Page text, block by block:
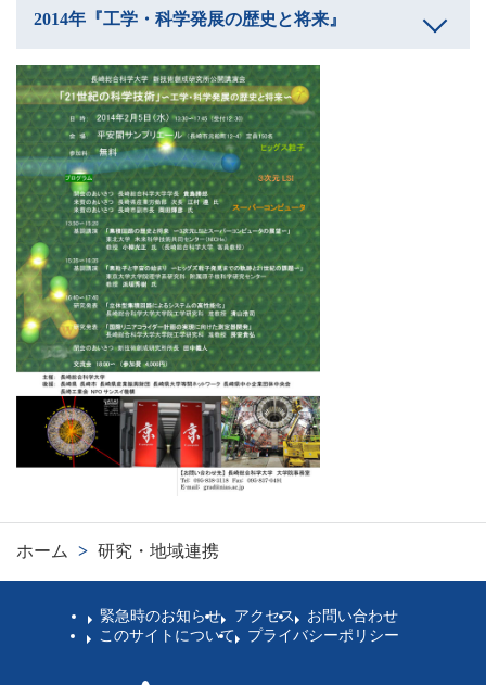
2014年『工学・科学発展の歴史と将来』
ホーム > 研究・地域連携
緊急時のお知らせ アクセス
お問い合わせ
このサイトについて
プライバシーポリシー